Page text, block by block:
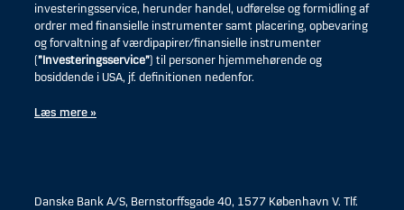
investeringsservice, herunder handel, udførelse og formidling af
ordrer med finansielle instrumenter samt placering, opbevaring
og forvaltning af værdipapirer/finansielle instrumenter
(”Investeringsservice”) til personer hjemmehørende og
bosiddende i USA, jf. definitionen nedenfor.
Læs mere »
Danske Bank A/S, Bernstorffsgade 40, 1577 København V. Tlf.